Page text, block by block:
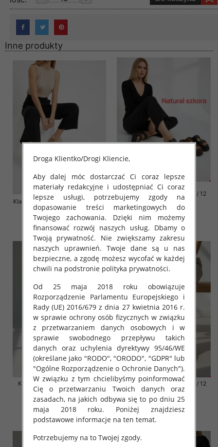
Inne produkty
Klapki damskie Roz 36-41 / 12 par
72.00 zł
szczegóły
Klapki damskie Roz 36-42 / 12
par
76.00 zł
szczegóły
Klapki damskie Roz 36-42 / 12
par
41.00 zł
szczegóły
Klapki damskie Roz 36-42 / 12
par
41.00 zł
szczegóły
Droga Klientko/Drogi Kliencie,
Aby dalej móc dostarczać Ci coraz lepsze
materiały redakcyjne i udostępniać Ci coraz
lepsze usługi, potrzebujemy zgody na
dopasowanie treści marketingowych do
Twojego zachowania. Dzięki nim możemy
finansować rozwój naszych usług. Dbamy o
Twoją prywatność. Nie zwiększamy zakresu
naszych uprawnień. Twoje dane są u nas
bezpieczne, a zgodę możesz wycofać w każdej
chwili na podstronie polityka prywatności.
Od 25 maja 2018 roku obowiązuje
Rozporządzenie Parlamentu Europejskiego i
Rady (UE) 2016/679 z dnia 27 kwietnia 2016 r.
w sprawie ochrony osób fizycznych w związku
z przetwarzaniem danych osobowych i w
sprawie swobodnego przepływu takich
danych oraz uchylenia dyrektywy 95/46/WE
(określane jako "RODO", "ORODO", "GDPR" lub
"Ogólne Rozporządzenie o Ochronie Danych").
W związku z tym chcielibyśmy poinformować
Cię o przetwarzaniu Twoich danych oraz
zasadach, na jakich odbywa się to po dniu 25
maja 2018 roku. Poniżej znajdziesz
podstawowe informacje na ten temat.
Potrzebujemy na to Twojej zgody.